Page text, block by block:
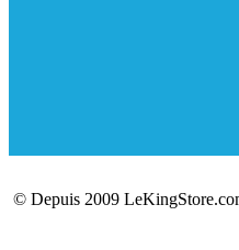
© Depuis 2009